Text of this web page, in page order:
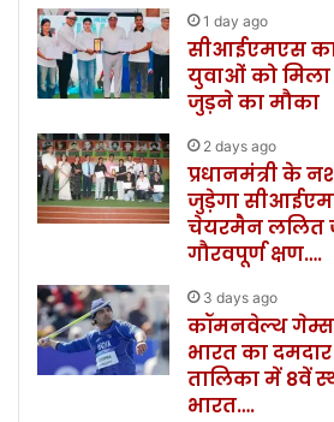
1 day ago
सीआईएमएस
युवाओं को मिला
जुड़ने का मौका
2 days ago
प्रधानमंत्री के
जुड़ेगा
चेयरमैन ललित
गौरवपूर्ण क्षण….
3 days ago
कॉमनवेल्थ
भारत का
तालिका में 8वें
भारत….